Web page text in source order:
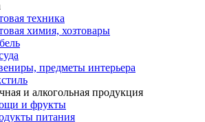
техника
химия, хозтовары
предметы интерьера
и алкогольная продукция
и фрукты
питания